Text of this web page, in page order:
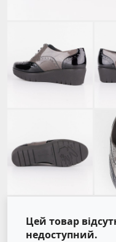
Цей товар
недоступний.